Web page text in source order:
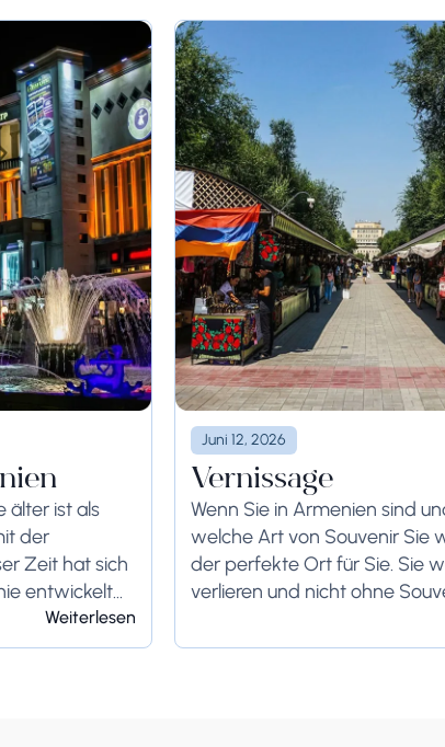
älter ist als
der
Zeit hat sich
entwickelt
EwigkeitWeiterlesen
Juni 12, 2026
Vernissage
Wenn Sie in Armenien sind
welche Art von Souvenir Sie
der perfekte Ort für Sie. Sie
verlieren und nicht ohne
interessantes
wieder...